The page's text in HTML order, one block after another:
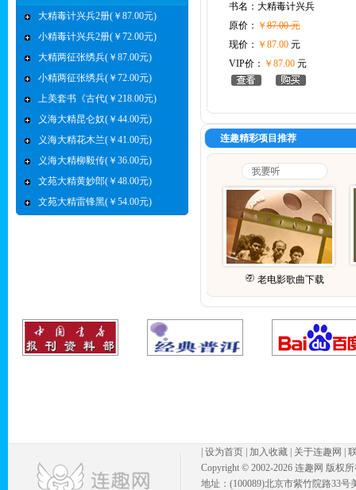
大精毒计兴兵2册(￥87.00元)
小精毒计兴兵2册(￥72.00元)
大精两征张绣兵(￥87.00元)
小精两征张绣兵(￥72.00元)
上美套书《古代(￥218.00元)
义海大精昆仑奴(￥44.00元)
义海大精花木兰(￥41.00元)
义海大精柳毅传(￥36.00元)
文苑大精黄妙郎(￥48.00元)
文苑大精雷锋黑(￥54.00元)
书名： 大精毒计兴兵
原价： ￥87.00 元
现价： ￥87.00元
VIP价： ￥87.00元
连趣精彩项目推荐
老电影歌曲下载
设为首页 加入收藏 关于连趣网
Copyright © 2002-2026 连趣网 版权
地址：(100089)北京市紫竹院路33号